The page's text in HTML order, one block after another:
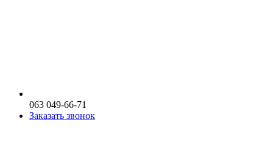
063 049-66-71
Заказать звонок